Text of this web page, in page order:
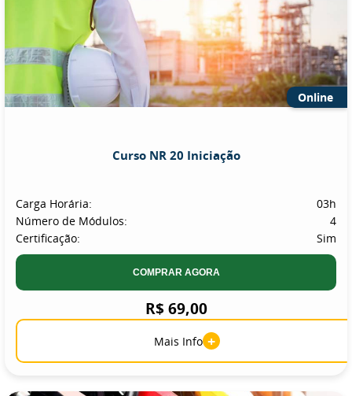
Online
Curso NR 20 Iniciação
Carga Horária:
03h
Número de Módulos:
4
Certificação:
Sim
COMPRAR AGORA
R$ 69,00
Mais Info +